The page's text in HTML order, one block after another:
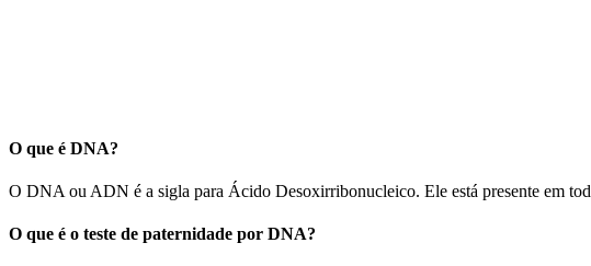
O que é DNA?
O DNA ou ADN é a sigla para Ácido Desoxirribonucleico. Ele está presente em
O que é o teste de paternidade por DNA?